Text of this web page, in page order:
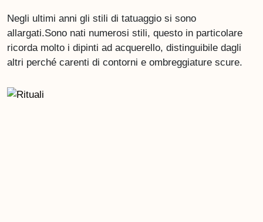
Negli ultimi anni gli stili di tatuaggio si sono
allargati.Sono nati numerosi stili, questo in particolare
ricorda molto i dipinti ad acquerello, distinguibile dagli
altri perché carenti di contorni e ombreggiature scure.